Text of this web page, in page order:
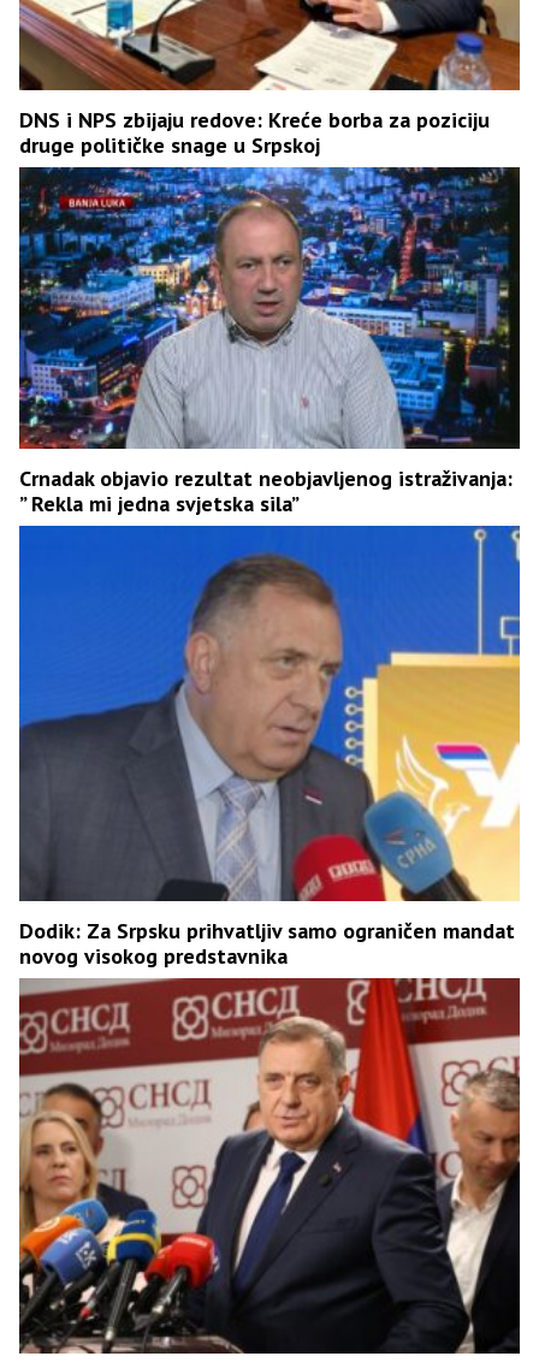
DNS i NPS zbijaju redove: Kreće borba za poziciju
druge političke snage u Srpskoj
Crnadak objavio rezultat neobjavljenog istraživanja:
” Rekla mi jedna svjetska sila”
Dodik: Za Srpsku prihvatljiv samo ograničen mandat
novog visokog predstavnika